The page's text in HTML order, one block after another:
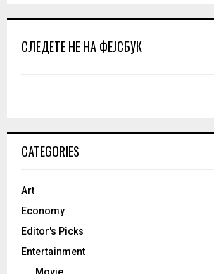
СЛЕДЕТЕ НЕ НА ФЕЈСБУК
CATEGORIES
Art
Economy
Editor's Picks
Entertainment